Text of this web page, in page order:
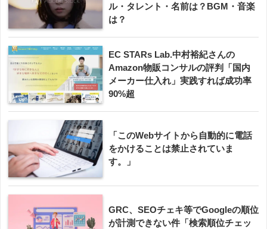
ル・タレント・名前は？BGM・音楽
は？
EC STARs Lab.中村裕紀さんの
Amazon物販コンサルの評判「国内
メーカー仕入れ」実践すれば成功率
90%超
「このWebサイトから自動的に電話
をかけることは禁止されていま
す。」
GRC、SEOチェキ等でGoogleの順位
が計測できない件「検索順位チェッ